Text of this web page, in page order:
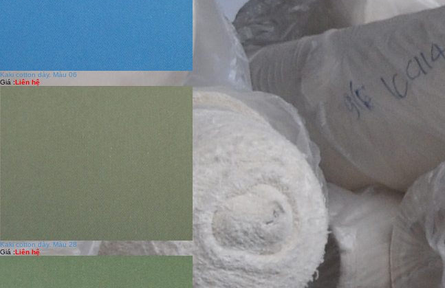
Kaki cotton dày. Màu 06
Giá :Liên hệ
Kaki cotton dày. Màu 28
Giá :Liên hệ